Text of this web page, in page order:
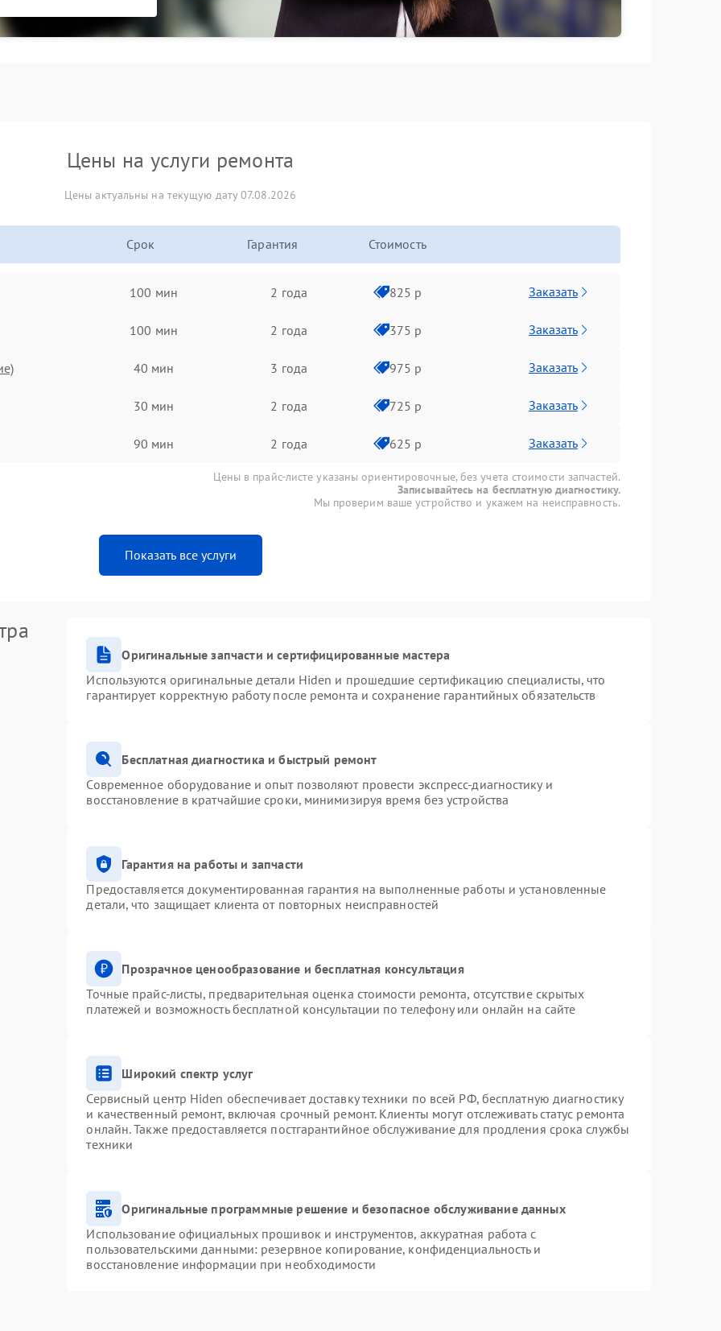
Цены на услуги ремонта
Цены актуальны на текущую дату 07.08.2026
Срок Гарантия Стоимость
100 мин 2 года 825 р Заказать
100 мин 2 года 375 р Заказать
40 мин 3 года 975 р Заказать
30 мин 2 года 725 р Заказать
90 мин 2 года 625 р Заказать
Цены в прайс-листе указаны ориентировочные, без учета стоимости запчастей.
Записывайтесь на бесплатную диагностику.
Мы проверим ваше устройство и укажем на неисправность.
Показать все услуги
Оригинальные запчасти и сертифицированные мастера
Используются оригинальные детали Hiden и прошедшие сертификацию специалисты, что
гарантирует корректную работу после ремонта и сохранение гарантийных обязательств
Бесплатная диагностика и быстрый ремонт
Современное оборудование и опыт позволяют провести экспресс-диагностику и
восстановление в кратчайшие сроки, минимизируя время без устройства
Гарантия на работы и запчасти
Предоставляется документированная гарантия на выполненные работы и установленные
детали, что защищает клиента от повторных неисправностей
Прозрачное ценообразование и бесплатная консультация
Точные прайс-листы, предварительная оценка стоимости ремонта, отсутствие скрытых
платежей и возможность бесплатной консультации по телефону или онлайн на сайте
Широкий спектр услуг
Сервисный центр Hiden обеспечивает доставку техники по всей РФ, бесплатную диагностику
и качественный ремонт, включая срочный ремонт. Клиенты могут отслеживать статус ремонта
онлайн. Также предоставляется постгарантийное обслуживание для продления срока службы
техники
Оригинальные программные решение и безопасное обслуживание данных
Использование официальных прошивок и инструментов, аккуратная работа с
пользовательскими данными: резервное копирование, конфиденциальность и
восстановление информации при необходимости